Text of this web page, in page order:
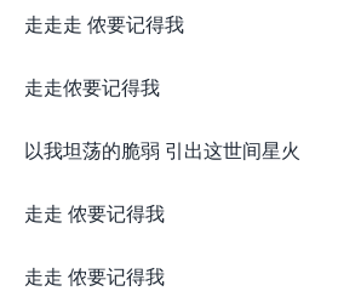
走走走 侬要记得我
走走侬要记得我
以我坦荡的脆弱 引出这世间星火
走走 侬要记得我
走走 侬要记得我